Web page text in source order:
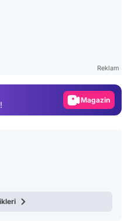
Reklam
Magazin